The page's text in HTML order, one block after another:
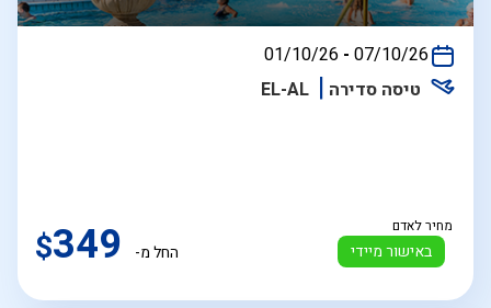
בין
01/10/26 - 07/10/26
טיסה סדירה
EL-AL
באישור מיידי
מחיר לאדם
החל מ- $349